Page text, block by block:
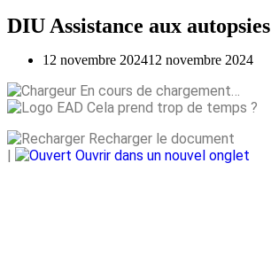
DIU Assistance aux autopsies
12 novembre 202412 novembre 2024
En cours de chargement…
Cela prend trop de temps ?
Recharger le document
|
Ouvrir dans un nouvel onglet